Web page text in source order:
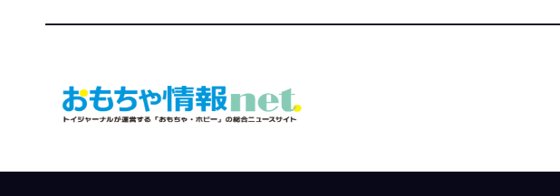
おもちゃ情報net.